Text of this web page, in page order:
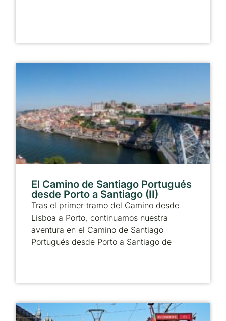
El Camino de Santiago Portugués
desde Porto a Santiago (II)
Tras el primer tramo del Camino desde
Lisboa a Porto, continuamos nuestra
aventura en el Camino de Santiago
Portugués desde Porto a Santiago de